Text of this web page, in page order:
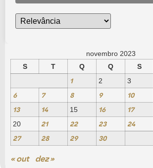
novembro 2023
S
T Q Q S
1 2 3
6 7 8 9 10
13 14 15 16 17
20
21 22 23 24
27 28 29 30
« out dez »